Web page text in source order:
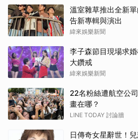
溫室雜草推出全新
告新專輯與演出
緯來娛樂新聞
李子森節目現場求
大鑽戒
緯來娛樂新聞
22名粉絲遭航空公
畫在哪？
LINE TODAY 討論牆
日傳奇女星辭世！